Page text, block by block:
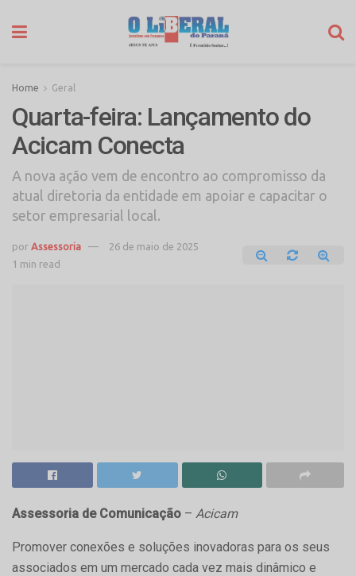
Home Geral
Quarta-feira: Lançamento do
Acicam Conecta
A nova ação vem de encontro ao compromisso da
atual diretoria da entidade em apoiar e capacitar o
setor empresarial local.
por Assessoria
26 de maio de 2025
1 min read
Assessoria de Comunicação – Acicam
Promover conexões e soluções inovadoras para os seus
associados em um mercado cada vez mais dinâmico e